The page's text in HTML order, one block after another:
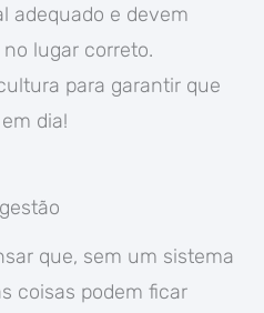
adequado e devem
lugar correto.
para garantir que
dia!
que, sem um sistema
coisas podem ficar